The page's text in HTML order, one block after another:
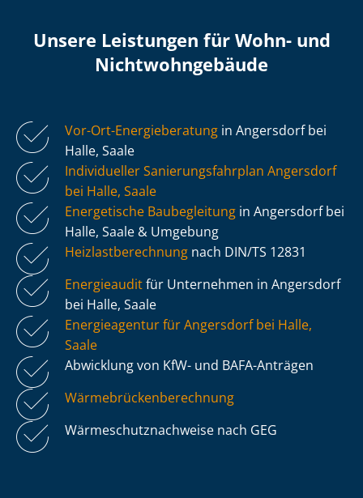
Unsere Leistungen für Wohn- und
Nicht­wohn­ge­bäu­de
Vor-Ort-Energieberatung in Angersdorf bei
Halle, Saale
Individueller Sa­nie­rungs­fahr­plan Angersdorf
bei Halle, Saale
Energetische Baubegleitung in Angersdorf bei
Halle, Saale & Umgebung
Heiz­last­be­rech­nung nach DIN/TS 12831
Energieauditfür Unternehmen in Angersdorf
bei Halle, Saale
Energieagentur für Angersdorf bei Halle,
Saale
Abwicklung von KfW- und BAFA-Anträgen
Wär­me­brü­cken­be­rech­nung
Wär­me­schutz­nach­wei­se nach GEG